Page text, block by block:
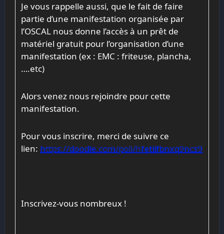
Je vous rappelle aussi, que le fait de faire
partie d’une manifestation organisée par
l’OSCAL nous donne l’accès à un prêt de
matériel gratuit pour l’organisation d’une
manifestation (ex : EMC : friteuse, plancha,
….etc)
Alors venez nous rejoindre pour cette
manifestation.
Pour vous inscrire, merci de suivre ce
lien: https://doodle.com/poll/hfetiifbnxq9ncs9
Inscrivez-vous nombreux !